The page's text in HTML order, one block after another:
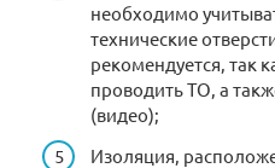
необходимо
технические
рекомендуется, так
проводить ТО, а
(видео);
Изоляция,